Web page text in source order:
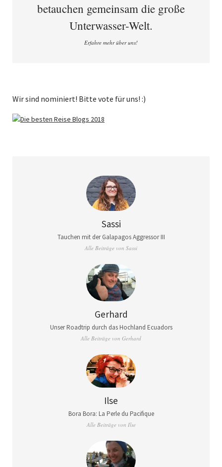
betauchen gemeinsam die große
Unterwasser-Welt.
Erfahre mehr über uns!
Wir sind nominiert! Bitte vote für uns! :)
Sassi
Tauchen mit der Galapagos Aggressor III
Alle Beiträge von Sassi
Gerhard
Unser Roadtrip durch das Hochland Ecuadors
Alle Beiträge von Gerhard
Ilse
Bora Bora: La Perle du Pacifique
Alle Beiträge von Ilse